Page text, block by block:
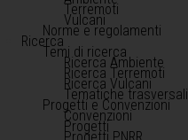
Terremoti
Vulcani
Norme e regolamenti
Ricerca
Temi di ricerca
Ricerca Ambiente
Ricerca Terremoti
Ricerca Vulcani
Tematiche trasversali
Progetti e Convenzioni
Convenzioni
Progetti
Progetti PNRR